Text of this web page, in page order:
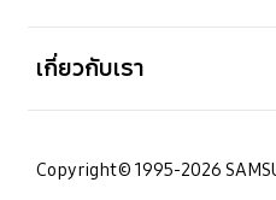
เกี่ยวกับเรา
Copyright© 1995-2026